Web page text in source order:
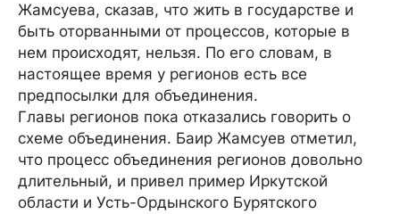
Жамсуева, сказав, что жить в государстве и
быть оторванными от процессов, которые в
нем происходят, нельзя. По его словам, в
настоящее время у регионов есть все
предпосылки для объединения.
Главы регионов пока отказались говорить о
схеме объединения. Баир Жамсуев отметил,
что процесс объединения регионов довольно
длительный, и привел пример Иркутской
области и Усть-Ордынского Бурятского